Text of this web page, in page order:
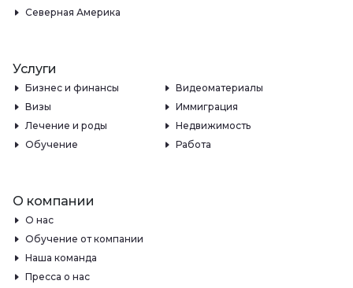
Северная Америка
Услуги
Бизнес и финансы
Видеоматериалы
Визы
Иммиграция
Лечение и роды
Недвижимость
Обучение
Работа
О компании
О нас
Обучение от компании
Наша команда
Пресса о нас